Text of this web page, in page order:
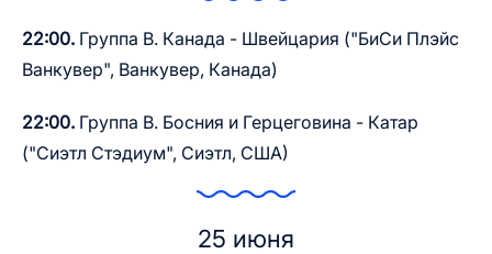
22:00. Группа B. Канада - Швейцария ("БиСи Плэйс
Ванкувер", Ванкувер, Канада)
22:00. Группа B. Босния и Герцеговина - Катар
("Сиэтл Стэдиум", Сиэтл, США)
25 июня